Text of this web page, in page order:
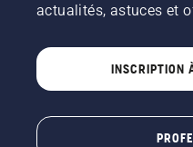
actualités, astuces et
INSCRIPTION